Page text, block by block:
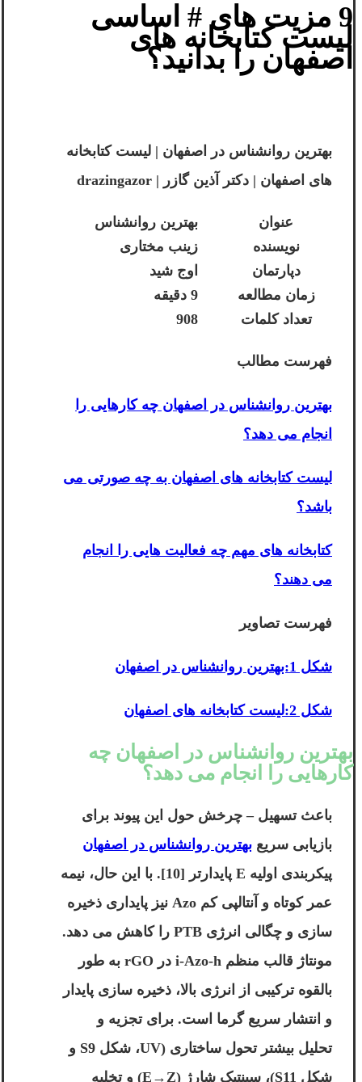
9 مزیت های # اساسی
لیست کتابخانه های
اصفهان را بدانید؟
بهترین روانشناس در اصفهان | لیست کتابخانه
های اصفهان | دکتر آذین گازر | drazingazor
عنوان
بهترین روانشناس
نویسنده
زینب مختاری
دپارتمان
اوج شید
زمان مطالعه
9 دقیقه
تعداد کلمات
908
فهرست مطالب
بهترین روانشناس در اصفهان چه کارهایی را
انجام می دهد؟
لیست کتابخانه های اصفهان به چه صورتی می
باشد؟
کتابخانه های مهم چه فعالیت هایی را انجام
می دهند؟
فهرست تصاویر
شکل 1:بهترین روانشناس در اصفهان
شکل 2:لیست کتابخانه های اصفهان
بهترین روانشناس در اصفهان چه
کارهایی را انجام می دهد؟
باعث تسهیل – چرخش حول این پیوند برای
بازیابی سریع بهترین روانشناس در اصفهان
پیکربندی اولیه E پایدارتر [10]. با این حال، نیمه
عمر کوتاه و آنتالپی کم Azo نیز پایداری ذخیره
سازی و چگالی انرژی PTB را کاهش می دهد.
مونتاژ قالب منظم i-Azo-h در rGO به طور
بالقوه ترکیبی از انرژی بالا، ذخیره سازی پایدار
و انتشار سریع گرما است. برای تجزیه و
تحلیل بیشتر تحول ساختاری (UV، شکل S9 و
شکل S11)، سینتیک شارژ (E→Z) و تخلیه